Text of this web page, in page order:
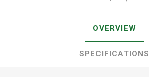
OVERVIEW
SPECIFICATIONS